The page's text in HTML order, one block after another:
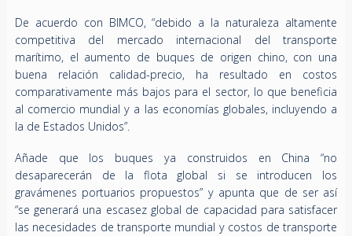
De acuerdo con BIMCO, “debido a la naturaleza altamente
competitiva del mercado internacional del transporte
marítimo, el aumento de buques de origen chino, con una
buena relación calidad-precio, ha resultado en costos
comparativamente más bajos para el sector, lo que beneficia
al comercio mundial y a las economías globales, incluyendo a
la de Estados Unidos”.
Añade que los buques ya construidos en China “no
desaparecerán de la flota global si se introducen los
gravámenes portuarios propuestos” y apunta que de ser así
“se generará una escasez global de capacidad para satisfacer
las necesidades de transporte mundial y costos de transporte